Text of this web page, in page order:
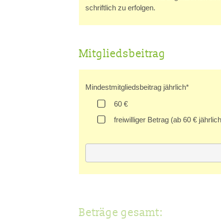
schriftlich zu erfolgen.
Mitgliedsbeitrag
Mindestmitgliedsbeitrag jährlich*
60 €
freiwilliger Betrag (ab 60 €
Spende
Beträge gesamt: